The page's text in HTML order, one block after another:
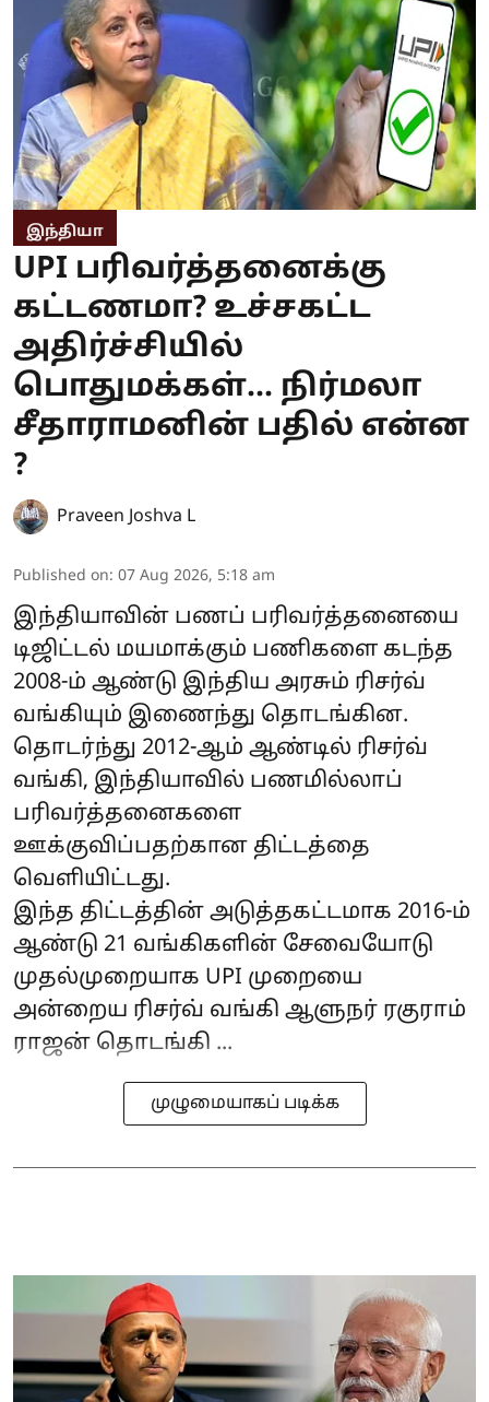
இந்தியா
UPI பரிவர்த்தனைக்கு
கட்டணமா? உச்சகட்ட
அதிர்ச்சியில்
பொதுமக்கள்... நிர்மலா
சீதாராமனின் பதில் என்ன
?
Praveen Joshva L
Published on: 07 Aug 2026, 5:18 am
இந்தியாவின் பணப் பரிவர்த்தனையை
டிஜிட்டல் மயமாக்கும் பணிகளை கடந்த
2008-ம் ஆண்டு இந்திய அரசும் ரிசர்வ்
வங்கியும் இணைந்து தொடங்கின.
தொடர்ந்து 2012-ஆம் ஆண்டில் ரிசர்வ்
வங்கி, இந்தியாவில் பணமில்லாப்
பரிவர்த்தனைகளை
ஊக்குவிப்பதற்கான திட்டத்தை
வெளியிட்டது.
இந்த திட்டத்தின் அடுத்தகட்டமாக 2016-ம்
ஆண்டு 21 வங்கிகளின் சேவையோடு
முதல்முறையாக UPI முறையை
அன்றைய ரிசர்வ் வங்கி ஆளுநர் ரகுராம்
ராஜன் தொடங்கி ...
முழுமையாகப் படிக்க